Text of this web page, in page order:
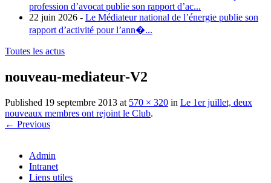
profession d’avocat publie son rapport d’ac...
22 juin 2026 - Le Médiateur national de l’énergie publie son
rapport d’activité pour l’ann�...
Toutes les actus
nouveau-mediateur-V2
Published 19 septembre 2013 at 570 × 320 in Le 1er juillet, deux
nouveaux membres ont rejoint le Club.
← Previous
Admin
Intranet
Liens utiles